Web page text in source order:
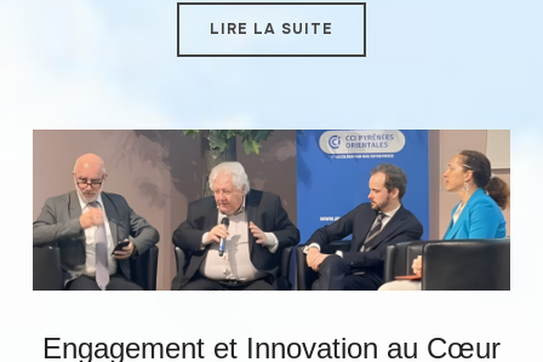
LIRE LA SUITE
Engagement et Innovation au Cœur